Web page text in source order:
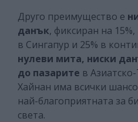
Друго преимущество е
данък, фиксиран на
в Сингапур и 25% в
нулеви мита, ниски
до пазарите в
Хайнан има всички
най-благоприятната за
света.